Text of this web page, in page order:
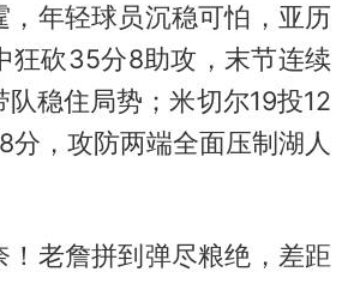
，年轻球员沉稳可怕，亚历
狂砍35分8助攻，末节连续
稳住局势；米切尔19投12
分，攻防两端全面压制湖人
！老詹拼到弹尽粮绝，差距